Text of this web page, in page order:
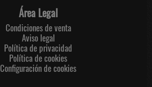
Área Legal
Condiciones de venta
Aviso legal
Política de privacidad
Política de cookies
Configuración de cookies